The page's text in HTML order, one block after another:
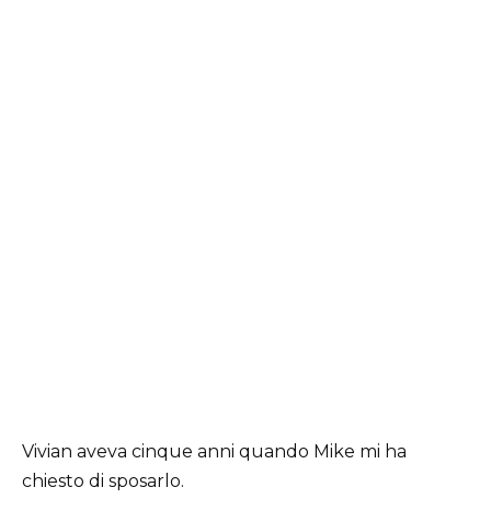
Vivian aveva cinque anni quando Mike mi ha
chiesto di sposarlo.